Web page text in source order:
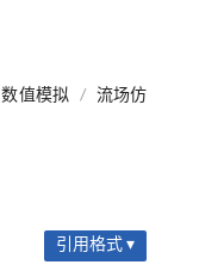
数值模拟 / 流场仿
引用格式 ▾